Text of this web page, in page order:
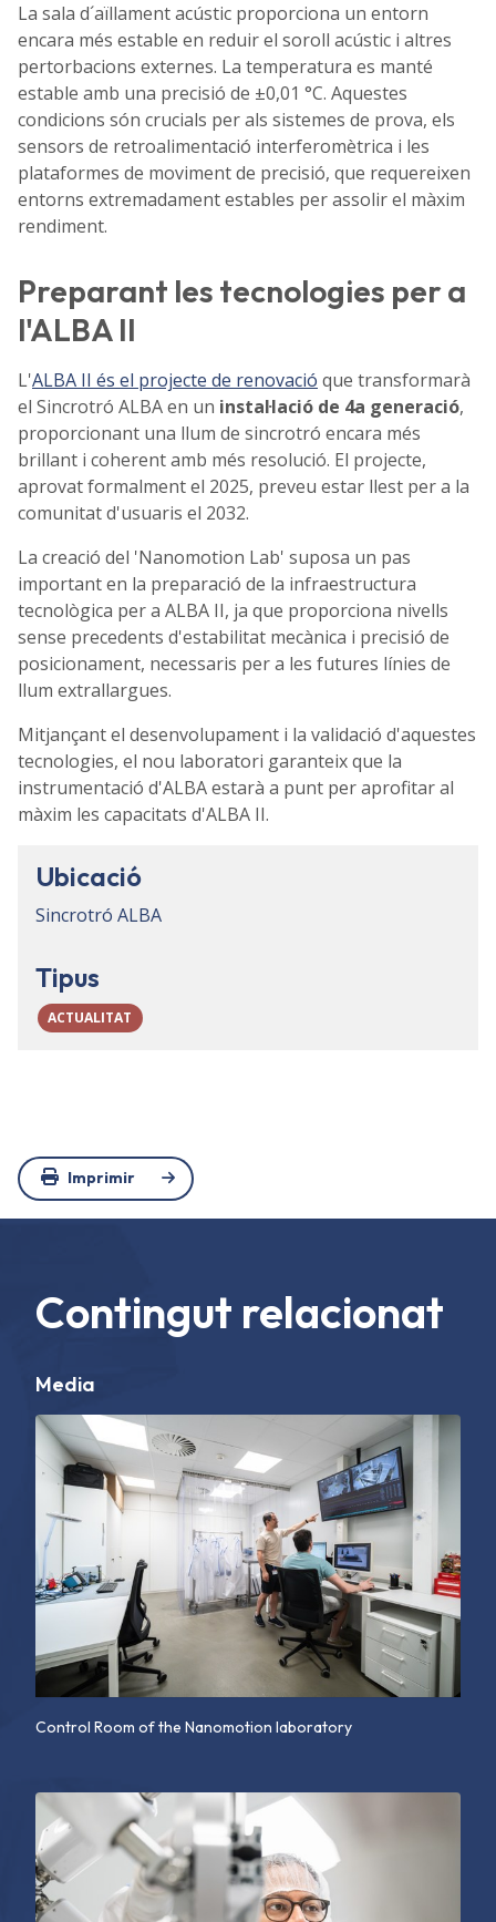
La sala d´aïllament acústic proporciona un entorn
encara més estable en reduir el soroll acústic i altres
pertorbacions externes. La temperatura es manté
estable amb una precisió de ±0,01 °C. Aquestes
condicions són crucials per als sistemes de prova, els
sensors de retroalimentació interferomètrica i les
plataformes de moviment de precisió, que requereixen
entorns extremadament estables per assolir el màxim
rendiment.
Preparant les tecnologies per a
l'ALBA II
L'ALBA II és el projecte de renovació que transformarà
el Sincrotró ALBA en un instal·lació de 4a generació,
proporcionant una llum de sincrotró encara més
brillant i coherent amb més resolució. El projecte,
aprovat formalment el 2025, preveu estar llest per a la
comunitat d'usuaris el 2032.
La creació del 'Nanomotion Lab' suposa un pas
important en la preparació de la infraestructura
tecnològica per a ALBA II, ja que proporciona nivells
sense precedents d'estabilitat mecànica i precisió de
posicionament, necessaris per a les futures línies de
llum extrallargues.
Mitjançant el desenvolupament i la validació d'aquestes
tecnologies, el nou laboratori garanteix que la
instrumentació d'ALBA estarà a punt per aprofitar al
màxim les capacitats d'ALBA II.
Ubicació
Sincrotró ALBA
Tipus
ACTUALITAT
Imprimir
Contingut relacionat
Media
Control Room of the Nanomotion laboratory